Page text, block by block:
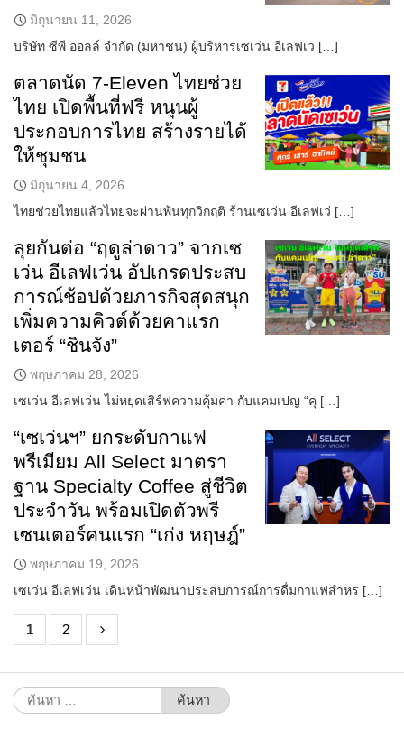
มิถุนายน 11, 2026
บริษัท ซีพี ออลล์ จำกัด (มหาชน) ผู้บริหารเซเว่น อีเลฟเว […]
ตลาดนัด 7-Eleven ไทยช่วย
ไทย เปิดพื้นที่ฟรี หนุนผู้
ประกอบการไทย สร้างรายได้
ให้ชุมชน
มิถุนายน 4, 2026
ไทยช่วยไทยแล้วไทยจะผ่านพ้นทุกวิกฤติ ร้านเซเว่น อีเลฟเว่ […]
ลุยกันต่อ “ฤดูล่าดาว” จากเซ
เว่น อีเลฟเว่น อัปเกรดประสบ
การณ์ช้อปด้วยภารกิจสุดสนุก
เพิ่มความคิวต์ด้วยคาแรก
เตอร์ “ชินจัง”
พฤษภาคม 28, 2026
เซเว่น อีเลฟเว่น ไม่หยุดเสิร์ฟความคุ้มค่า กับแคมเปญ “คุ […]
“เซเว่นฯ” ยกระดับกาแฟ
พรีเมียม All Select มาตรา
ฐาน Specialty Coffee สู่ชีวิต
ประจำวัน พร้อมเปิดตัวพรี
เซนเตอร์คนแรก “เก่ง หฤษฎ์”
พฤษภาคม 19, 2026
เซเว่น อีเลฟเว่น เดินหน้าพัฒนาประสบการณ์การดื่มกาแฟสำหร […]
1 2
ค้นหา
สำหรับ: